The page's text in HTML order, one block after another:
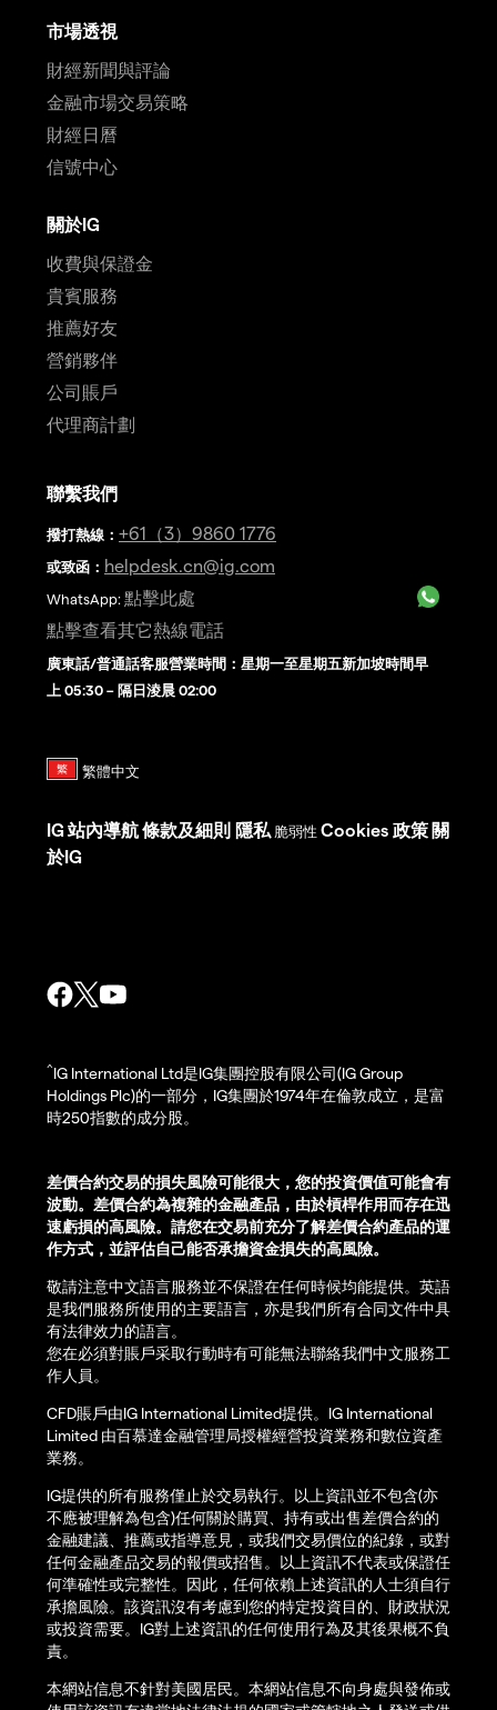
市場透視
財經新聞與評論
金融市場交易策略
財經日曆
信號中心
關於IG
收費與保證金
貴賓服務
推薦好友
營銷夥伴
公司賬戶
代理商計劃
聯繫我們
撥打熱線 ： +61（3）9860 1776
或致函： helpdesk.cn@ig.com
WhatsApp: 點擊此處
點擊查看其它熱線電話
廣東話/普通話客服營業時間：星期一至星期五新加坡時間早
上 05:30 – 隔日淩晨 02:00
IG 站內導航條款及細則 隱私 脆弱性 Cookies 政策 關
於IG
^IG International Ltd是IG集團控股有限公司(IG Group
Holdings Plc)的一部分，IG集團於1974年在倫敦成立，是富
時250指數的成分股。
差價合約交易的損失風險可能很大，您的投資價值可能會有
波動。差價合約為複雜的金融產品，由於槓桿作用而存在迅
速虧損的高風險。請您在交易前充分了解差價合約產品的運
作方式，並評估自己能否承擔資金損失的高風險。
敬請注意中文語言服務並不保證在任何時候均能提供。英語
是我們服務所使用的主要語言，亦是我們所有合同文件中具
有法律效力的語言。
您在必須對賬戶采取行動時有可能無法聯絡我們中文服務工
作人員。
CFD賬戶由IG International Limited提供。IG International
Limited 由百慕達金融管理局授權經營投資業務和數位資產
業務。
IG提供的所有服務僅止於交易執行。以上資訊並不包含(亦
不應被理解為包含)任何關於購買、持有或出售差價合約的
金融建議、推薦或指導意見，或我們交易價位的紀錄，或對
任何金融產品交易的報價或招售。以上資訊不代表或保證任
何準確性或完整性。因此，任何依賴上述資訊的人士須自行
承擔風險。該資訊沒有考慮到您的特定投資目的、財政狀況
或投資需要。IG對上述資訊的任何使用行為及其後果概不負
責。
本網站信息不針對美國居民。本網站信息不向身處與發佈或